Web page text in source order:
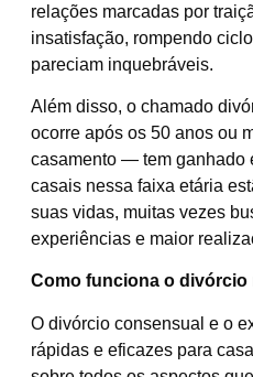
relações marcadas por
insatisfação, rompendo
pareciam inquebráveis.
Além disso, o chamado
ocorre após os 50 anos ou
casamento — tem ganhado
casais nessa faixa etária
suas vidas, muitas vezes
experiências e maior
Como funciona o divórcio
O divórcio consensual e o
rápidas e eficazes para